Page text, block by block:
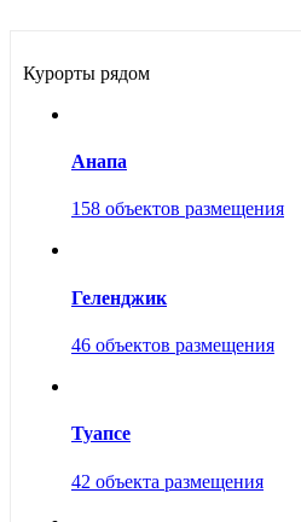
Курорты рядом
Анапа
158 объектов размещения
Геленджик
46 объектов размещения
Туапсе
42 объекта размещения